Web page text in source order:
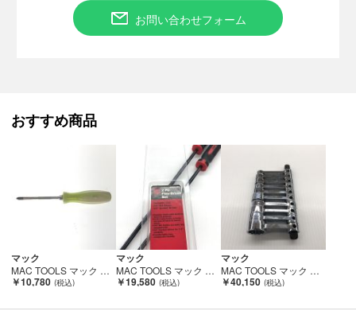
■弊社（株式会社オカモト）を装った偽装サイトにご注意くださ
お問い合わせフォーム
おすすめ商品
マック
MAC TOOLS マック ドライバー 限定色グリップ DG22 ライムキャンディ Bランク
￥10,780
マック
MAC TOOLS マック フレックスドライバーセット 程度A 本体のみ SDRFL2PT レッド×黒 Aランク
￥19,580
マック
MAC TOOLS マック ハンドツール 10PCメトリックトルクアダプターセット 程度A SXBM102H Bランク
￥40,150